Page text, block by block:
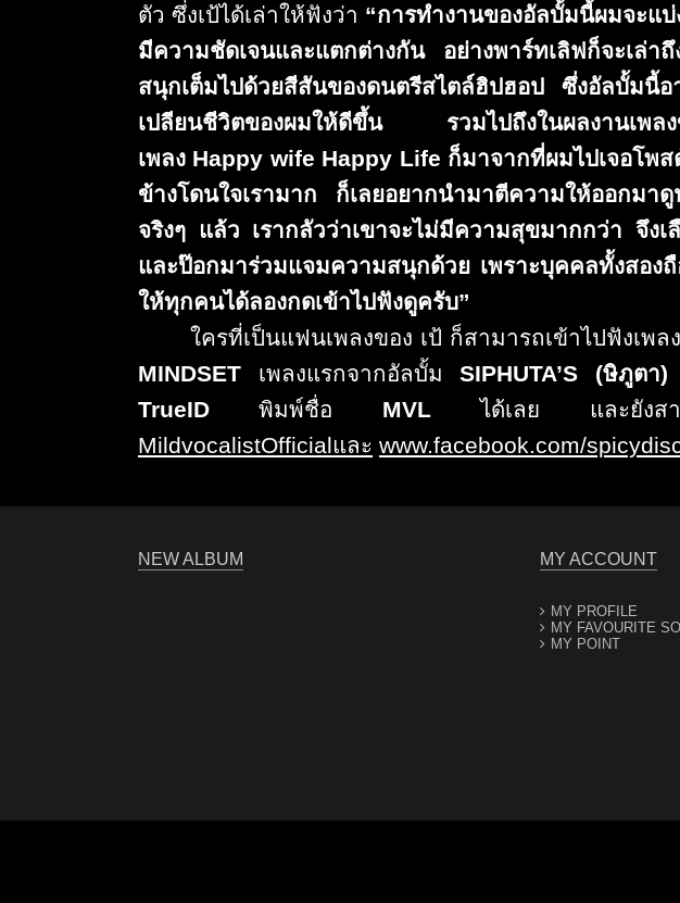
ตัว ซึ่งเป้ได้เล่าให้ฟังว่า “การทำงานของอัลบั้มนี้ผมจะแบ่
มีความชัดเจนและแตกต่างกัน อย่างพาร์ทเลิฟก็จะเล่าถึ
สนุกเต็มไปด้วยสีสันของดนตรีสไตล์ฮิปฮอป ซึ่งอัลบั้มนี้อ
เปลียนชีวิตของผมให้ดีขึ้น รวมไปถึงในผลงานเพลง
เพลง Happy wife Happy Life ก็มาจากที่ผมไปเจอโพ
ข้างโดนใจเรามาก ก็เลยอยากนำมาตีความให้ออกมาดู
จริงๆ แล้ว เรากลัวว่าเขาจะไม่มีความสุขมากกว่า จึงเ
และป๊อกมาร่วมแจมความสนุกด้วย เพราะบุคคลทั้งสอง
ให้ทุกคนได้ลองกดเข้าไปฟังดูครับ”
ใครที่เป็นแฟนเพลงของ เป้ ก็สามารถเข้าไปฟังเพลง
MINDSET
เพลงแรกจากอัลบั้ม SIPHUTA’S (ษิภูตา)
TrueID พิมพ์ชื่อ MVL ได้เลย และยังสา
MildvocalistOfficialและ www.facebook.com/
NEW ALBUM MY ACCOUNT
MY PROFILE
MY FAVOURITE
MY POINT